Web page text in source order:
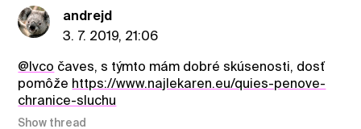
andrejd
3. 7. 2019, 21:06
@Ivco čaves, s týmto mám dobré skúsenosti, dosť
pomôže https://www.najlekaren.eu/quies-penove-
chranice-sluchu
Show thread